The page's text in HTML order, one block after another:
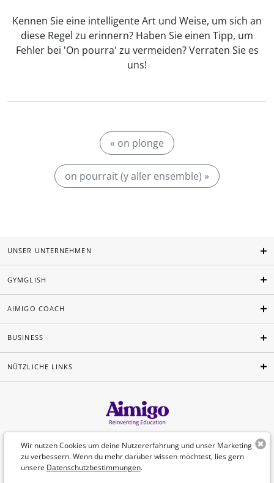
Kennen Sie eine intelligente Art und Weise, um sich an
diese Regel zu erinnern? Haben Sie einen Tipp, um
Fehler bei 'On pourra' zu vermeiden? Verraten Sie es
uns!
« on plonge
on pourrait (y aller ensemble) »
Wir nutzen Cookies um deine Nutzererfahrung und unser Marketing
zu verbessern. Wenn du mehr darüber wissen möchtest, lies gern
unsere Datenschutzbestimmungen.
UNSER UNTERNEHMEN
GYMGLISH
AIMIGO COACH
BUSINESS
NÜTZLICHE LINKS
Deutsch
©Aimigo 2026